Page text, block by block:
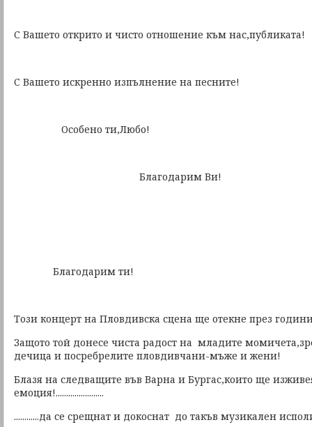
С Вашето открито и чисто отношение към нас,публиката!
С Вашето искренно изпълнение на песните!
Особено ти,Любо!
Благодарим Ви!
Благодарим ти!
Този концерт на Пловдивска сцена ще отекне през
Защото той донесе чиста радост на младите
дечица и посребрелите пловдивчани-мъже и жени!
Блазя на следващите във Варна и Бургас,които ще
емоция!.......................
............да се срещнат и докоснат до такъв музикален